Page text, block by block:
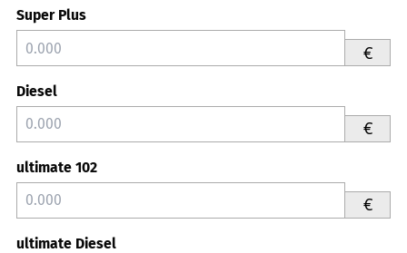
Super Plus
€
Diesel
€
ultimate 102
€
ultimate Diesel